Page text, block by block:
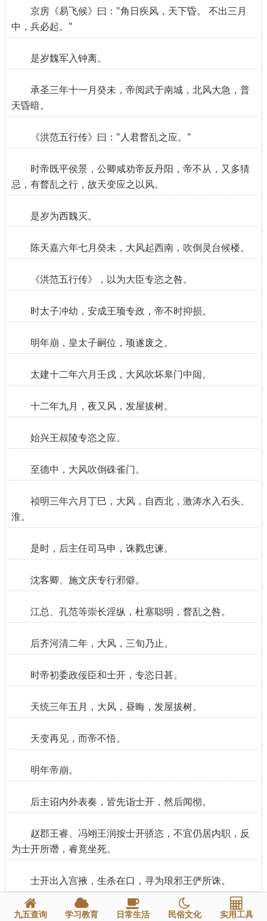
京房《易飞候》曰："角日疾风，天下昏。 不出三月
中，兵必起。"
是岁魏军入钟离。
承圣三年十一月癸未，帝阅武于南城，北风大急，普
天昏暗。
《洪范五行传》曰："人君瞀乱之应。"
时帝既平侯景，公卿咸劝帝反丹阳，帝不从，又多猜
忌，有瞀乱之行，故天变应之以风。
是岁为西魏灭。
陈天嘉六年七月癸未，大风起西南，吹倒灵台候楼。
《洪范五行传》，以为大臣专恣之咎。
时太子冲幼，安成王顼专政，帝不时抑损。
明年崩，皇太子嗣位，顼遂废之。
太建十二年六月壬戌，大风吹坏皋门中闼。
十二年九月，夜又风，发屋拔树。
始兴王叔陵专恣之应。
至德中，大风吹倒硃雀门。
祯明三年六月丁巳，大风，自西北，激涛水入石头、
淮。
是时，后主任司马申，诛戮忠谏。
沈客卿、施文庆专行邪僻。
江总、孔范等崇长淫纵，杜塞聪明，瞀乱之咎。
后齐河清二年，大风，三旬乃止。
时帝初委政佞臣和士开，专恣日甚。
天统三年五月，大风，昼晦，发屋拔树。
天变再见，而帝不悟。
明年帝崩。
后主诏内外表奏，皆先诣士开，然后闻彻。
赵郡王睿、冯翊王润按士开骄恣，不宜仍居内职，反
为士开所谮，睿竟坐死。
士开出入宫掖，生杀在口，寻为琅邪王俨所诛。
七年三月，大风起西北，发屋拔树。
九五查询 学习教育 日常生活 民俗文化 实用工具